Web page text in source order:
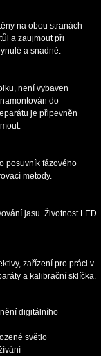
na obou stranách
a zaujmout při
a snadné.
není vybaven
do
je připevněn
posuvník fázového
metody.
jasu. Životnost LED
zařízení pro práci v
a kalibrační sklíčka.
digitálního
světlo